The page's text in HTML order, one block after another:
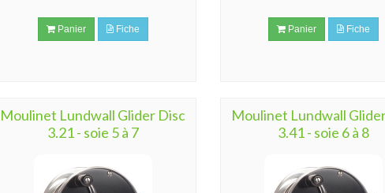
Panier Fiche Panier Fiche
Moulinet Lundwall Glider Disc
3.21 - soie 5 à 7
Moulinet Lundwall
3.41 - soie 6 à 8